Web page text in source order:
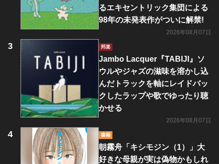
るエキセントリック集団による
98年の未発表作がついに解禁!
2026年08月07日
邦楽
Jambo Lacquer『TABIJI』ソ
ウルやジャズの滋味を溶かし込
んだトラックを軸にレイドバッ
クしたラップや歌でゆったり聴
かせる
2026年08月07日
書籍
朝霧舟「キシモジン（1）」大
好きな母親が実は偽物かもしれ